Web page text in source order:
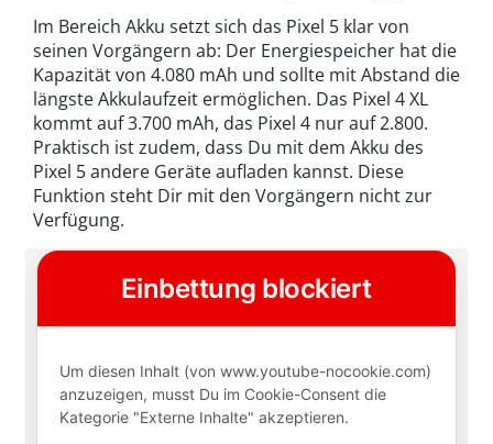
Im Bereich Akku setzt sich das Pixel 5 klar von
seinen Vorgängern ab: Der Energiespeicher hat die
Kapazität von 4.080 mAh und sollte mit Abstand die
längste Akkulaufzeit ermöglichen. Das Pixel 4 XL
kommt auf 3.700 mAh, das Pixel 4 nur auf 2.800.
Praktisch ist zudem, dass Du mit dem Akku des
Pixel 5 andere Geräte aufladen kannst. Diese
Funktion steht Dir mit den Vorgängern nicht zur
Verfügung.